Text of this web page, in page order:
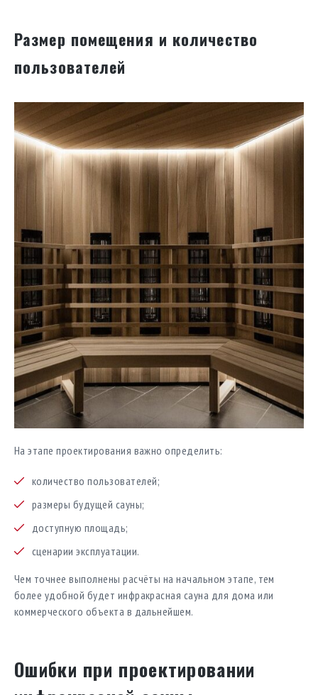
Размер помещения и количество
пользователей
На этапе проектирования важно определить:
количество пользователей;
размеры будущей сауны;
доступную площадь;
сценарии эксплуатации.
Чем точнее выполнены расчёты на начальном этапе, тем
более удобной будет инфракрасная сауна для дома или
коммерческого объекта в дальнейшем.
Ошибки при проектировании